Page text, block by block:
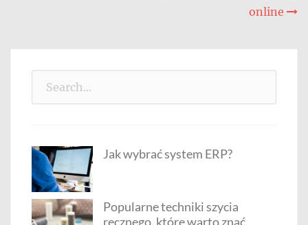
online
Jak wybrać system ERP?
Popularne techniki szycia
ręcznego, które warto znać